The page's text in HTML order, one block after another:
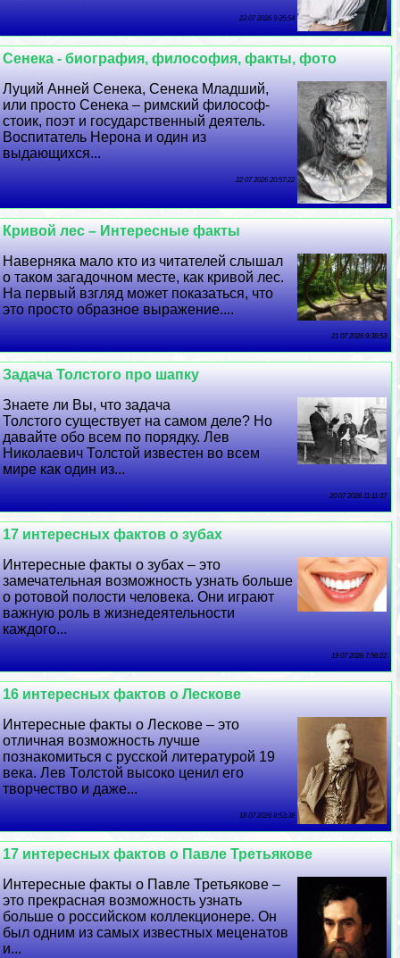
23 07 2026 9:35:54
Сенека - биография, философия, факты, фото
Луций Анней Сенека, Сенека Младший,
или просто Сенека – римский философ-
стоик, поэт и государственный деятель.
Воспитатель Нерона и один из
выдающихся...
22 07 2026 20:57:22
Кривой лес – Интересные факты
Наверняка мало кто из читателей слышал
о таком загадочном месте, как кривой лес.
На первый взгляд может показаться, что
это просто образное выражение....
21 07 2026 9:38:53
Задача Толстого про шапку
Знаете ли Вы, что задача
Толстого существует на самом деле? Но
давайте обо всем по порядку. Лев
Николаевич Толстой известен во всем
мире как один из...
20 07 2026 11:11:37
17 интересных фактов о зубах
Интересные факты о зубах – это
замечательная возможность узнать больше
о ротовой полости человека. Они играют
важную роль в жизнедеятельности
каждого...
19 07 2026 7:56:22
16 интересных фактов о Лескове
Интересные факты о Лескове – это
отличная возможность лучше
познакомиться с русской литературой 19
века. Лев Толстой высоко ценил его
творчество и даже...
18 07 2026 8:53:38
17 интересных фактов о Павле Третьякове
Интересные факты о Павле Третьякове –
это прекрасная возможность узнать
больше о российском коллекционере. Он
был одним из самых известных меценатов
и...